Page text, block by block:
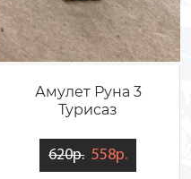
Амулет Руна 3
Турисаз
620р. 558р.